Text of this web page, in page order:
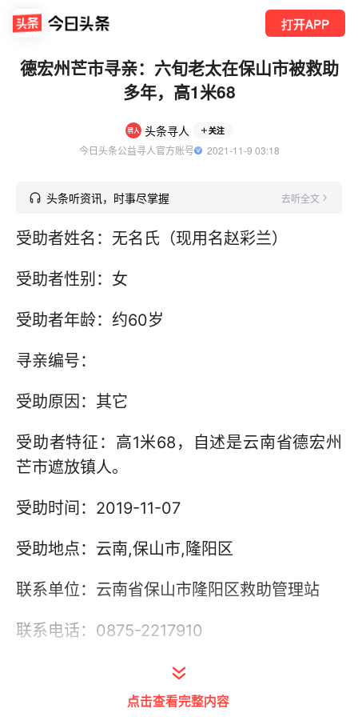
打开APP
德宏州芒市寻亲：六旬老太在保山市被救助
多年，高1米68
头条寻人 关注
今日头条公益寻人官方账号
  2021-11-9 03:18
头条听资讯，时事尽掌握 去听全文
受助者姓名：无名氏（现用名赵彩兰）
受助者性别：女
受助者年龄：约60岁
寻亲编号：
受助原因：其它
受助者特征：高1米68，自述是云南省德宏州
芒市遮放镇人。
受助时间：2019-11-07
受助地点：云南,保山市,隆阳区
联系单位：云南省保山市隆阳区救助管理站
联系电话：0875-2217910
点击查看完整内容